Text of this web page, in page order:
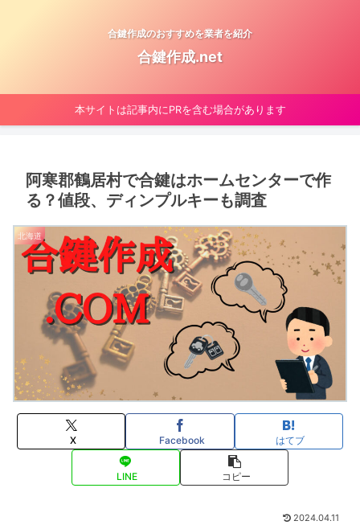
合鍵作成のおすすめを業者を紹介
合鍵作成.net
本サイトは記事内にPRを含む場合があります
阿寒郡鶴居村で合鍵はホームセンターで作
る？値段、ディンプルキーも調査
北海道
X Facebook はてブ
LINE コピー
2024.04.11